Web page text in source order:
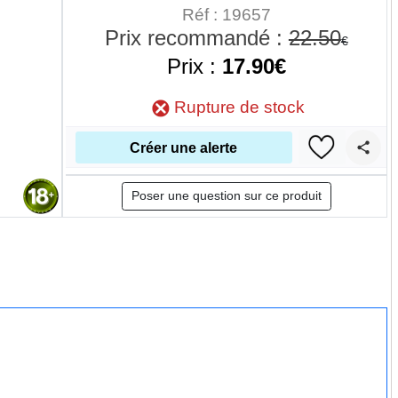
Réf : 19657
Prix recommandé :22.50€
Prix : 17.90€
Rupture de stock
Créer une alerte
Poser une question sur ce produit